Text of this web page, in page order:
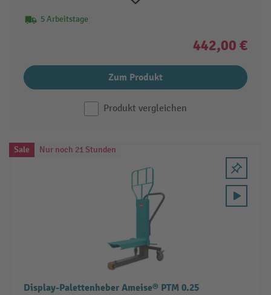
5 Arbeitstage
442,00 €
Zum Produkt
Produkt vergleichen
Sale Nur noch 21 Stunden
Display-Palettenheber Ameise® PTM 0.25